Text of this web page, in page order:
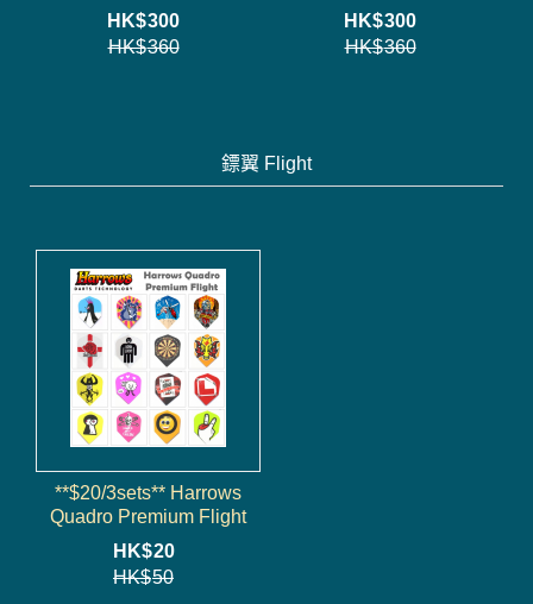
HK$300
HK$360
HK$300
HK$360
鏢翼 Flight
**$20/3sets** Harrows
Quadro Premium Flight
HK$20
HK$50